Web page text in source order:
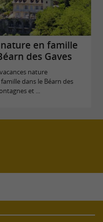
en famille
des Gaves
nature
dans le Béarn des
et ...